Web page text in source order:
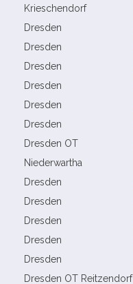
Krieschendorf
Dresden
Dresden
Dresden
Dresden
Dresden
Dresden
Dresden OT
Niederwartha
Dresden
Dresden
Dresden
Dresden
Dresden
Dresden OT Reitzendorf